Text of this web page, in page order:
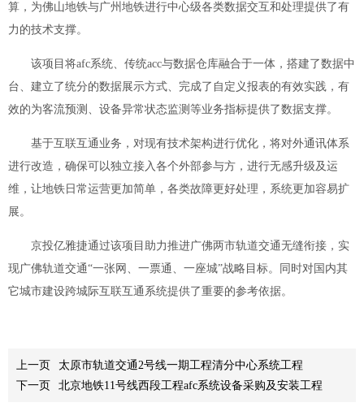
算，为佛山地铁与广州地铁进行中心级各类数据交互和处理提供了有
力的技术支撑。
该项目将afc系统、传统acc与数据仓库融合于一体，搭建了数据中
台、建立了统分的数据展示方式、完成了自定义报表的有效实践，有
效的为客流预测、设备异常状态监测等业务指标提供了数据支撑。
基于互联互通业务，对现有技术架构进行优化，将对外通讯体系
进行改造，确保可以独立接入各个外部参与方，进行无感升级及运
维，让地铁日常运营更加简单，各类故障更好处理，系统更加容易扩
展。
京投亿雅捷通过该项目助力推进广佛两市轨道交通无缝衔接，实
现广佛轨道交通“一张网、一票通、一座城”战略目标。同时对国内其
它城市建设跨城际互联互通系统提供了重要的参考依据。
上一页
太原市轨道交通2号线一期工程清分中心系统工程
下一页
北京地铁11号线西段工程afc系统设备采购及安装工程